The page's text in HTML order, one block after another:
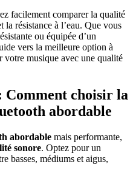
facilement comparer la qualité
résistance à l’eau. Que vous
ou équipée d’un
vers la meilleure option à
votre musique avec une qualité
Comment choisir la
abordable
abordable mais performante,
sonore. Optez pour un
basses, médiums et aigus,